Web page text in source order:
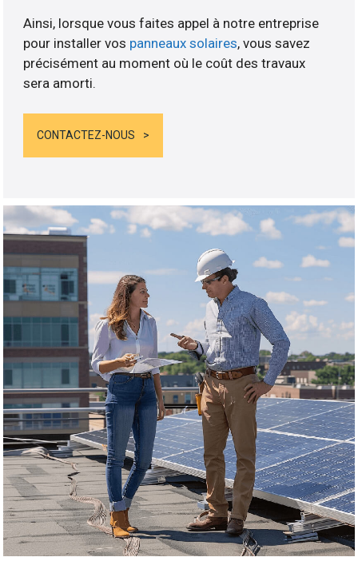
Ainsi, lorsque vous faites appel à notre entreprise
pour installer vos panneaux solaires, vous savez
précisément au moment où le coût des travaux
sera amorti.
CONTACTEZ-NOUS